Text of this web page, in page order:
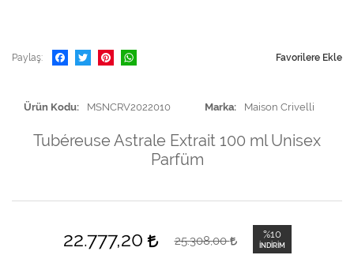
Paylaş Favorilere Ekle
Ürün Kodu MSNCRV2022010 Marka Maison Crivelli
Tubéreuse Astrale Extrait 100 ml Unisex
Parfüm
22.777,20 25.308,00 %10
İNDIRIM